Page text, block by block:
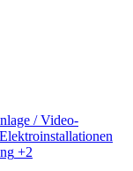
/ Video-
Elektroinstallationen
+2